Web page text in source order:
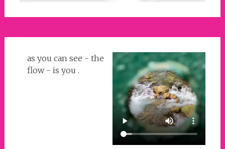
as you can see - the
flow - is you .